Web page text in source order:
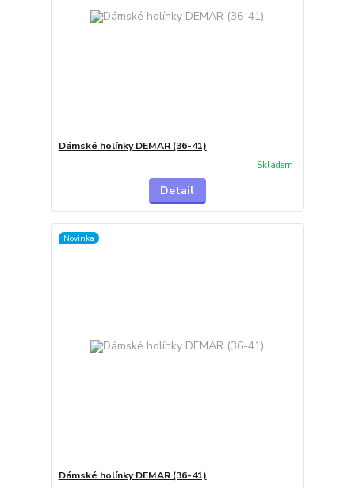
Dámské holínky DEMAR (36-41)
Skladem
Detail
Novinka
Dámské holínky DEMAR (36-41)